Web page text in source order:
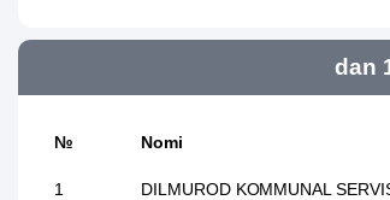
dan
№ Nomi
1 DILMUROD KOMMUNAL